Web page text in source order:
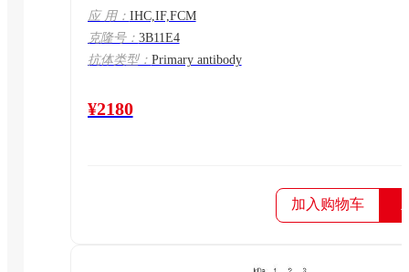
应 用： IHC,IF,FCM
克隆号： 3B11E4
抗体类型： Primary antibody
¥2180
加入购物车